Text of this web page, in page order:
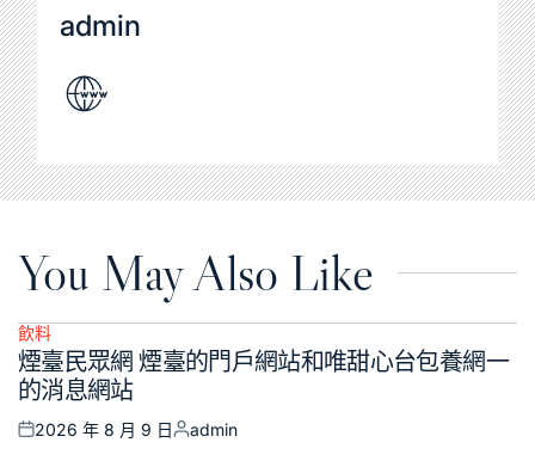
admin
You May Also Like
Posted
in
飲料
煙臺民眾網 煙臺的門戶網站和唯甜心台包養網一
的消息網站
Posted
2026 年 8 月 9 日
Posted
admin